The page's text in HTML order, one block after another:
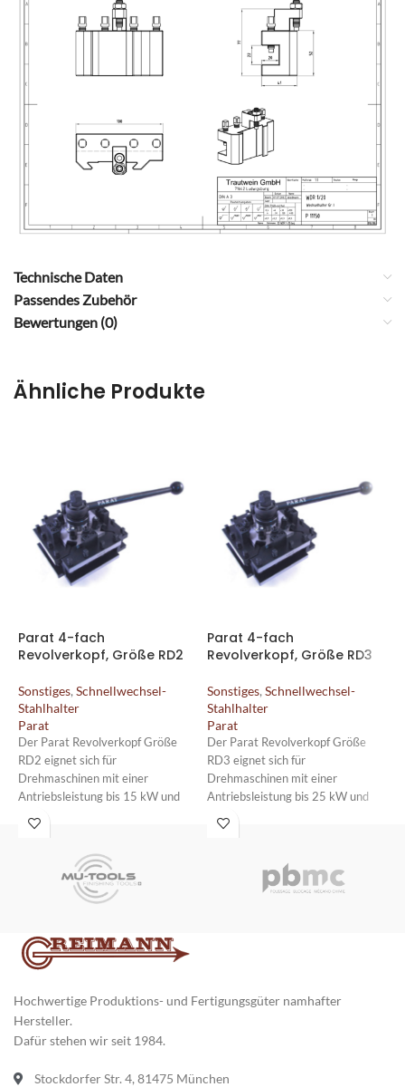
Technische Daten
Passendes Zubehör
Bewertungen (0)
Ähnliche Produkte
Parat 4-fach
Revolverkopf, Größe RD2
Sonstiges, Schnellwechsel-
Stahlhalter
Parat
Der Parat Revolverkopf Größe
RD2 eignet sich für
Drehmaschinen mit einer
Antriebsleistung bis 15 kW und
einer Schlittenbreite von maximal
150 mm.
Parat 4-fach
Revolverkopf, Größe RD3
Sonstiges, Schnellwechsel-
Stahlhalter
Parat
Der Parat Revolverkopf Größe
RD3 eignet sich für
Drehmaschinen mit einer
Antriebsleistung bis 25 kW und
einer Schlittenbreite von maximal
180 mm.
Hochwertige Produktions- und Fertigungsgüter namhafter
Hersteller.
Dafür stehen wir seit 1984.
Stockdorfer Str. 4, 81475 München